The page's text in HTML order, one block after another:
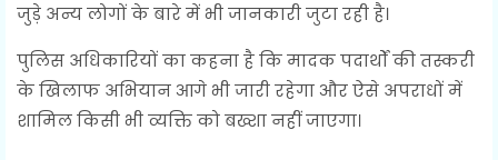
जुड़े अन्य लोगों के बारे में भी जानकारी जुटा रही है।
पुलिस अधिकारियों का कहना है कि मादक पदार्थों की तस्करी
के खिलाफ अभियान आगे भी जारी रहेगा और ऐसे अपराधों में
शामिल किसी भी व्यक्ति को बख्शा नहीं जाएगा।